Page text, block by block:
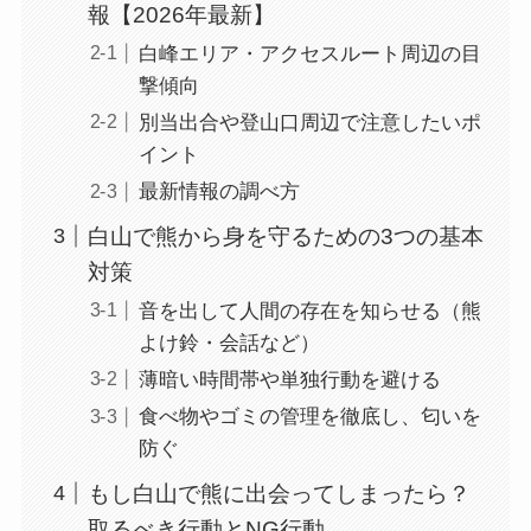
報【2026年最新】
白峰エリア・アクセスルート周辺の目
撃傾向
別当出合や登山口周辺で注意したいポ
イント
最新情報の調べ方
白山で熊から身を守るための3つの基本
対策
音を出して人間の存在を知らせる（熊
よけ鈴・会話など）
薄暗い時間帯や単独行動を避ける
食べ物やゴミの管理を徹底し、匂いを
防ぐ
もし白山で熊に出会ってしまったら？